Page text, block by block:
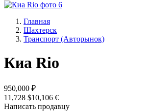
Главная
Шахтерск
Транспорт (Авторынок)
Киа Rio
950,000 ₽
11,728 $10,106 €
Написать продавцу